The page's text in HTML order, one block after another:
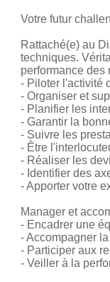
Votre futur
Rattaché(e) au
techniques.
performance des
- Piloter l'activité
- Organiser et
- Planifier les
- Garantir la
- Suivre les
- Être
- Réaliser les
- Identifier des
- Apporter votre
Manager et
- Encadrer une
- Accompagner
- Participer aux
- Veiller à la